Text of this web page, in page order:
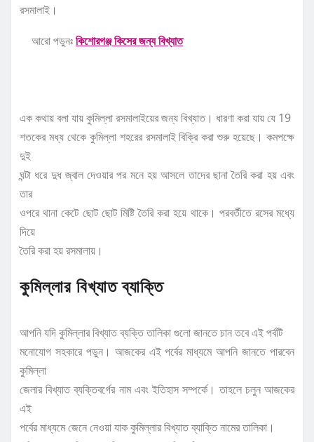
রসমালাই।
আরো পড়ুনঃকিশোরগঞ্জ কিসের জন্য বিখ্যাত
এক কথায় বলা যায় কুমিল্লা রসমালাইয়ের জন্য বিখ্যাত। ধারণা করা যায় যে 19
শতকের মধ্য থেকে কুমিল্লা শহরের রসমালাই বিক্রি করা শুরু হয়েছে। কমপক্ষে
দুই
ঘন্টা ধরে দুধ জ্বাল দেওয়ার পর মনে হয় আসলে তাদের ছানা তৈরি করা হয় এবং
তার
ওপরে থানা কেটে ছোট ছোট মিষ্টি তৈরি করা হয়ে থাকে। পরবর্তীতে রসের মধ্যে
দিয়ে
তৈরি করা হয় রসমালায়।
কুমিল্লার বিখ্যাত ব্যাক্তি
আপনি যদি কুমিল্লার বিখ্যাত ব্যক্তি তালিকা গুলো জানতে চান তবে এই পর্বটি
মনোযোগ সহকারে পড়ুন। আজকের এই পর্বের মাধ্যমে আপনি জানতে পারবেন
কুমিল্লা
জেলার বিখ্যাত ব্যক্তিবর্গের নাম এবং ইতিহাস সম্পর্কে। তাহলে চলুন আজকের
এই
পর্বের মাধ্যমে জেনে নেওয়া যাক কুমিল্লার বিখ্যাত ব্যাক্তি নামের তালিকা।